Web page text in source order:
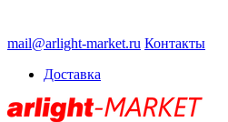
mail@arlight-market.ru Контакты
Доставка